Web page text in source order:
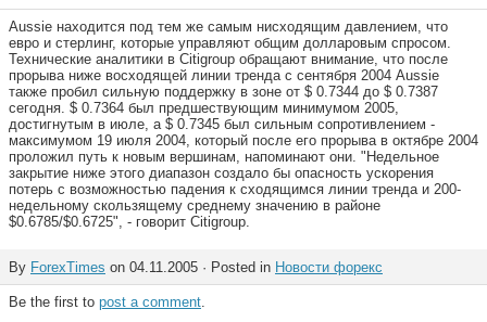
Aussie находится под тем же самым нисходящим давлением, что
евро и стерлинг, которые управляют общим долларовым спросом.
Технические аналитики в Citigroup обращают внимание, что после
прорыва ниже восходящей линии тренда с сентября 2004 Aussie
также пробил сильную поддержку в зоне от $ 0.7344 до $ 0.7387
сегодня. $ 0.7364 был предшествующим минимумом 2005,
достигнутым в июле, а $ 0.7345 был сильным сопротивлением -
максимумом 19 июля 2004, который после его прорыва в октябре 2004
проложил путь к новым вершинам, напоминают они. "Недельное
закрытие ниже этого диапазон создало бы опасность ускорения
потерь с возможностью падения к сходящимся линии тренда и 200-
недельному скользящему среднему значению в районе
$0.6785/$0.6725", - говорит Citigroup.
By ForexTimes on 04.11.2005 · Posted in Новости форекс
Be the first to post a comment.